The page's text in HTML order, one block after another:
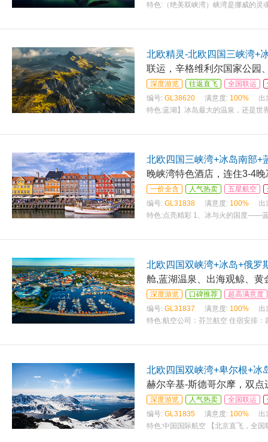
特色: （绝美双峡湾）峡湾是挪威的
北欧精灵-北欧四国三峡湾+
联运，辛格维利尔国家公园
深度游览 往返直飞 全国联运
编号: GL38620 满意度: 100%
出
特色:蓝湖】冰岛最大的温泉，还是世
北欧四国三峡湾+冰岛南部+
晚峡湾特色酒店，连住3-4
一价全含 人气热卖 五星航空
编号: GL31838 满意度: 100%
出
特色:点亮精彩 1、冰与火的国度——
北欧四国双峡湾+冰岛+俄罗
舱,蓝湖温泉、出海观鲸、黄
深度游览 口碑推荐
超高满意度
编号: GL31837 满意度: 100%
出
特色:航空公司：芬兰航空 住宿安排
北欧四国双峡湾+卑尔根+冰
赫尔辛基-斯德哥尔摩，双点
深度游览 人气热卖 全国联运
编号: GL31835 满意度: 100%
出
特色:中国国际航空 【北京直飞，全